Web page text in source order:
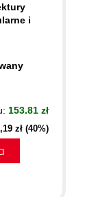
i
153.81 zł
zł (40%)